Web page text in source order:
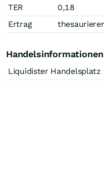
TER
0,18
Ertrag
Handelsinformationen
Liquidister Handelsplatz